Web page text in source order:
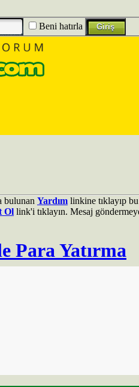
Beni hatırla
bulunan Yardım linkine tıklayıp
Ol link'i tıklayın. Mesaj
Para Yatırma